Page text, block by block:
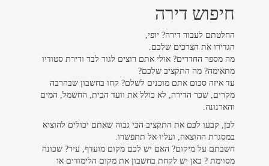
חיפוש דירה
החלטתם לעבור דירה? יופי,
הגדירו את הצרכים שלכם.
מה מספר החדרים? אולי אתם רוצים לגור לבד ודירת סטודיו
מתאימה? מה התקציב שלכם?
עד איזה סכום אתם מוכנים לשלם? קחו בחשבון שבהרבה
מקרים, שכר הדירה, לא כולל את וועד הבית, החשמל, המים
והארנונה.
לכן, קבעו לכם את התקציב הכי גבוה שאתם יכולים להוציא
במסגרת ההוצאה, ועליו אל תתפשרו.
חשבתם על מיקום? האם יש לכם מקום מועדף, עיר? שכונה
מסוימת ? כאן יש לקחת בחשבון את מקום הלימודים או